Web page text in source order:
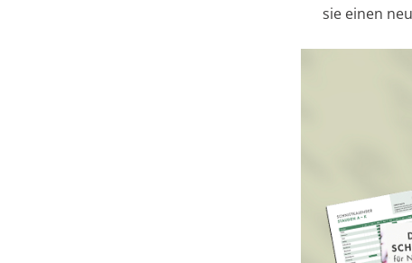
sie einen